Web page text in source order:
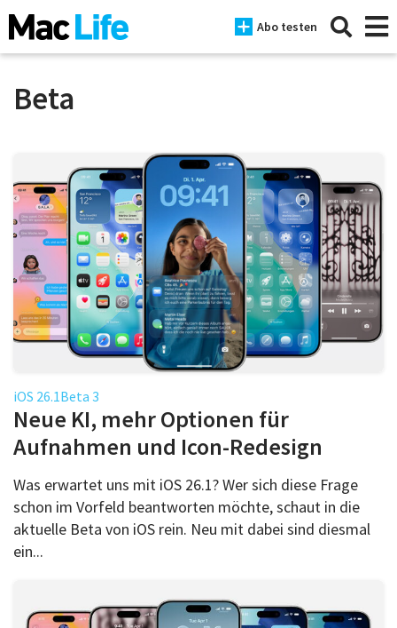
Abo testen
iPhone
Mac
iPad
Tests
Tipps
Magazine
Über uns
Podcast
Mac Life+
Beta
iOS 26.1Beta 3
Neue KI, mehr Optionen für
Aufnahmen und Icon-Redesign
Was erwartet uns mit iOS 26.1? Wer sich diese Frage
schon im Vorfeld beantworten möchte, schaut in die
aktuelle Beta von iOS rein. Neu mit dabei sind diesmal
ein...